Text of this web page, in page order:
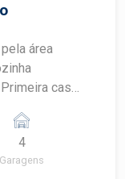
área
com
(com opção
4
Garagens